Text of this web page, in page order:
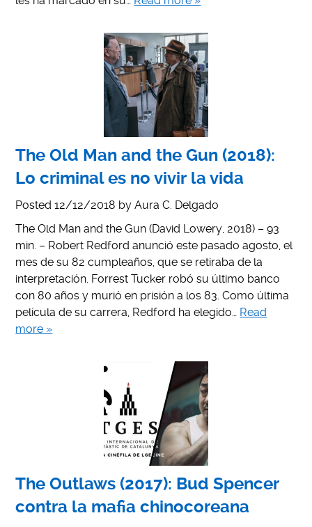
The Old Man and the Gun (2018):
Lo criminal es no vivir la vida
Posted12/12/2018 byAura C. Delgado
The Old Man and the Gun (David Lowery, 2018) – 93
min. – Robert Redford anunció este pasado agosto, el
mes de su 82 cumpleaños, que se retiraba de la
interpretación. Forrest Tucker robó su último banco
con 80 años y murió en prisión a los 83. Como última
película de su carrera, Redford ha elegido… Read
more »
The Outlaws (2017): Bud Spencer
contra la mafia chinocoreana